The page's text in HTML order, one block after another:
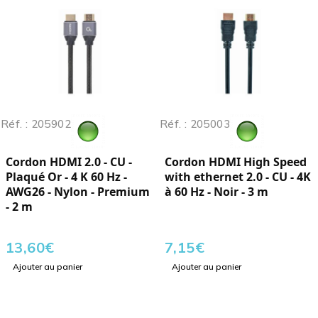
Réf. : 205902
Cordon HDMI 2.0 - CU -
Plaqué Or - 4 K 60 Hz -
AWG26 - Nylon - Premium
- 2 m
13,60€
Ajouter au panier
Réf. : 205003
Cordon HDMI High Speed
with ethernet 2.0 - CU - 4K
à 60 Hz - Noir - 3 m
7,15€
Ajouter au panier